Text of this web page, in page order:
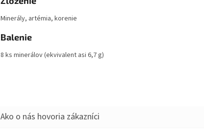
Minerály, artémia, korenie
Balenie
8 ks minerálov (ekvivalent asi 6,7 g)